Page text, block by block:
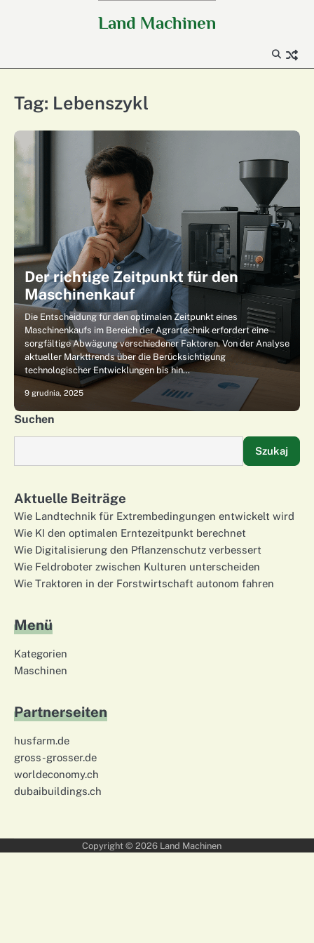
Land Machinen
Tag: Lebenszykl
Der richtige Zeitpunkt für den
Maschinenkauf
Die Entscheidung für den optimalen Zeitpunkt eines
Maschinenkaufs im Bereich der Agrartechnik erfordert eine
sorgfältige Abwägung verschiedener Faktoren. Von der Analyse
aktueller Markttrends über die Berücksichtigung
technologischer Entwicklungen bis hin…
9 grudnia, 2025
Suchen
Szukaj
Aktuelle Beiträge
Wie Landtechnik für Extrembedingungen entwickelt wird
Wie KI den optimalen Erntezeitpunkt berechnet
Wie Digitalisierung den Pflanzenschutz verbessert
Wie Feldroboter zwischen Kulturen unterscheiden
Wie Traktoren in der Forstwirtschaft autonom fahren
Menü
Kategorien
Maschinen
Partnerseiten
husfarm.de
gross-grosser.de
worldeconomy.ch
dubaibuildings.ch
Copyright © 2026 Land Machinen